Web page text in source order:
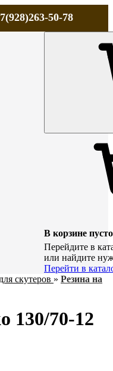
50-78
В корзине пусто
Перейдите в
или найдите
Перейти в
скутеров » Резина на
130/70-12